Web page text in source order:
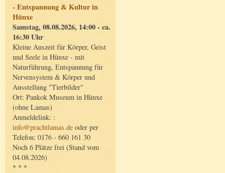
- Entspannung & Kultur in
Hünxe
Samstag, 08.08.2026, 14:00 - ca.
16:30 Uhr
Kleine Auszeit für Körper, Geist
und Seele in Hünxe - mit
Naturführung, Entspannung für
Nervensystem & Körper und
Ausstellung "Tierbilder"
Ort: Pankok Museum in Hünxe
(ohne Lamas)
Anmeldelink: :
info@prachtlamas.de oder per
Telefon: 0176 - 660 161 30
Noch 6 Plätze frei (Stand vom
04.08.2026)
* * *